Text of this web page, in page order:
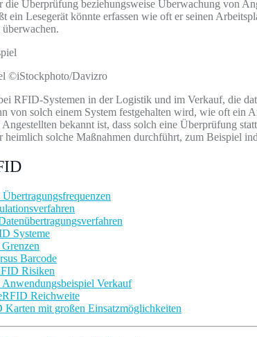
die Überprüfung beziehungsweise Überwachung von
ein Lesegerät könnte erfassen wie oft er seinen
©iStockphoto/Davizro
RFID-Systemen in der Logistik und im Verkauf, die
von solch einem System festgehalten wird, wie oft ein
bekannt ist, dass solch eine Überprüfung
heimlich solche Maßnahmen durchführt, zum Beispiel
Systeme
Barcode
Risiken
Verkauf
RFID Reichweite
Karten mit großen Einsatzmöglichkeiten